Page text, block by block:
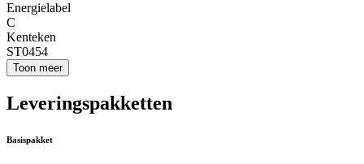
Energielabel
C
Kenteken
ST0454
Toon meer
Leveringspakketten
Basispakket